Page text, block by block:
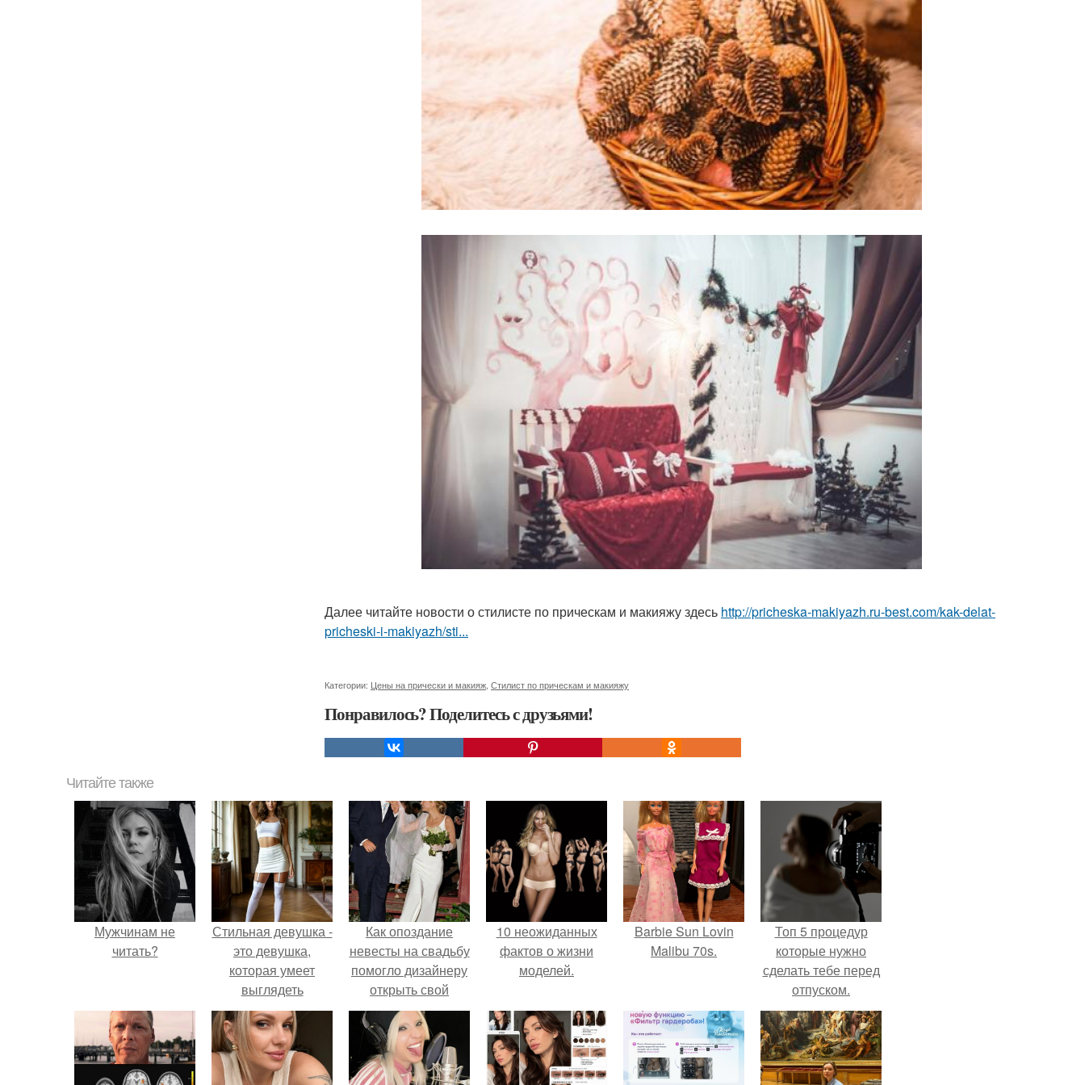
Далее читайте новости о стилисте по прическам и макияжу здесь http://pricheska-makiyazh.ru-best.com/kak-delat-
pricheski-i-makiyazh/sti...
Категории: Цены на прически и макияж Стилист по прическам и макияжу
Понравилось? Поделитесь с друзьями!
Читайте также
Мужчинам не
читать?
Стильная девушка -
это девушка,
которая умеет
выглядеть
привлекательно и
элегантно в любои
ситуации.
Как опоздание
невесты на свадьбу
помогло дизайнеру
открыть свой
бренд.
10 неожиданных
фактов о жизни
моделей.
Barbie Sun Lovin
Malibu 70s.
Топ 5 процедур
которые нужно
сделать тебе перед
отпуском.